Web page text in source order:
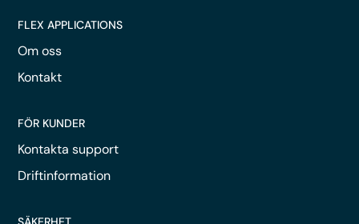
FLEX APPLICATIONS
Om oss
Kontakt
FÖR KUNDER
Kontakta support
Driftinformation